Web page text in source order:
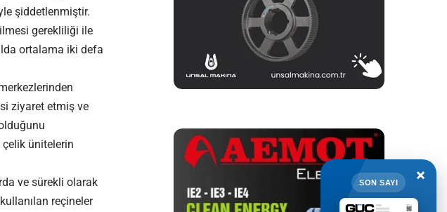
şiddetlenmiştir.
gerekliliği ile
ortalama iki defa
ziyaret etmiş ve
ünitelerin
ve sürekli olarak
reçineler
×
SON SAYI